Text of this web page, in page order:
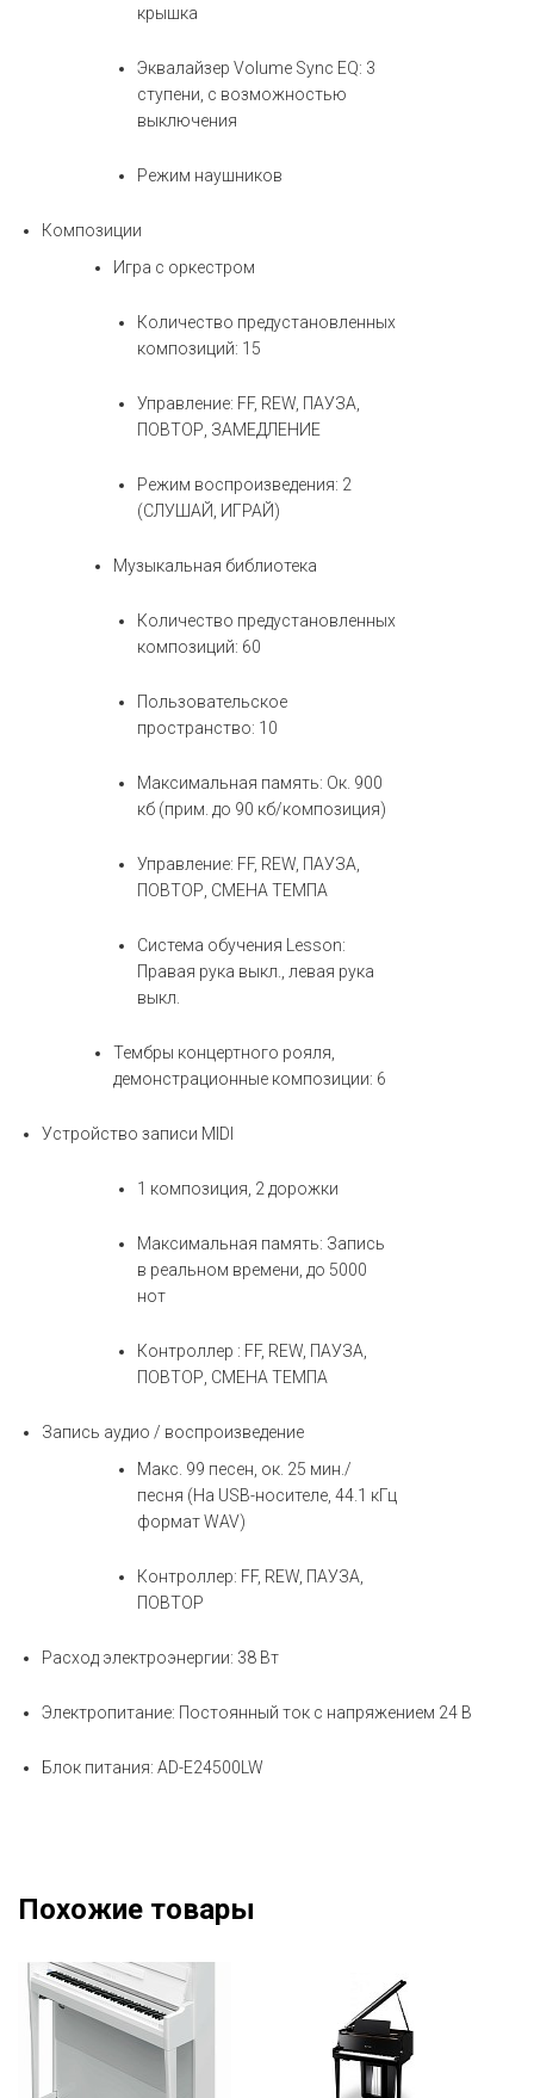
крышка
Эквалайзер Volume Sync EQ: 3
ступени, с возможностью
выключения
Режим наушников
Композиции
Игра с оркестром
Количество предустановленных
композиций: 15
Управление: FF, REW, ПАУЗА,
ПОВТОР, ЗАМЕДЛЕНИЕ
Режим воспроизведения: 2
(СЛУШАЙ, ИГРАЙ)
Музыкальная библиотека
Количество предустановленных
композиций: 60
Пользовательское
пространство: 10
Максимальная память: Ок. 900
кб (прим. до 90 кб/композиция)
Управление: FF, REW, ПАУЗА,
ПОВТОР, СМЕНА ТЕМПА
Система обучения Lesson:
Правая рука выкл., левая рука
выкл.
Тембры концертного рояля,
демонстрационные композиции: 6
Устройство записи MIDI
1 композиция, 2 дорожки
Максимальная память: Запись
в реальном времени, до 5000
нот
Контроллер : FF, REW, ПАУЗА,
ПОВТОР, СМЕНА ТЕМПА
Запись аудио / воспроизведение
Макс. 99 песен, ок. 25 мин./
песня (На USB-носителе, 44.1 кГц
формат WAV)
Контроллер: FF, REW, ПАУЗА,
ПОВТОР
Расход электроэнергии: 38 Вт
Электропитание: Постоянный ток с напряжением 24 В
Блок питания: AD-E24500LW
Похожие товары